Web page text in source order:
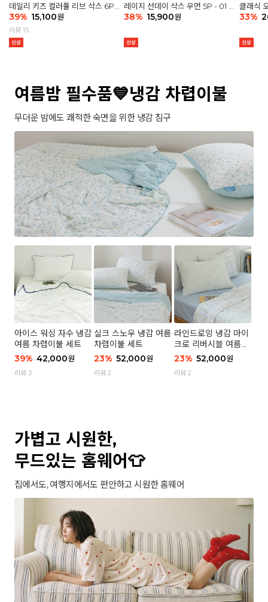
데일리 키즈 컬러풀 리브 삭스 6P -
03 세트
39% 15,100원
리뷰 15
레이지 선데이 삭스 우먼 5P - 01 G
athering
38% 15,900원
클래식
세트
33%
여름밤 필수품💙냉감 차렵이불
무더운 밤에도 쾌적한 숙면을 위한 냉감 침구
아이스 워싱 자수 냉감
여름 차렵이불 세트
39% 42,000원
리뷰 3
실크 스노우 냉감 여름
차렵이불 세트
23% 52,000원
리뷰 2
라인드로잉 냉감 마이
크로 리버시블 여름이
불 세트
23% 52,000원
리뷰 2
가볍고 시원한,
무드있는 홈웨어👕
집에서도, 여행지에서도 편안하고 시원한 홈웨어